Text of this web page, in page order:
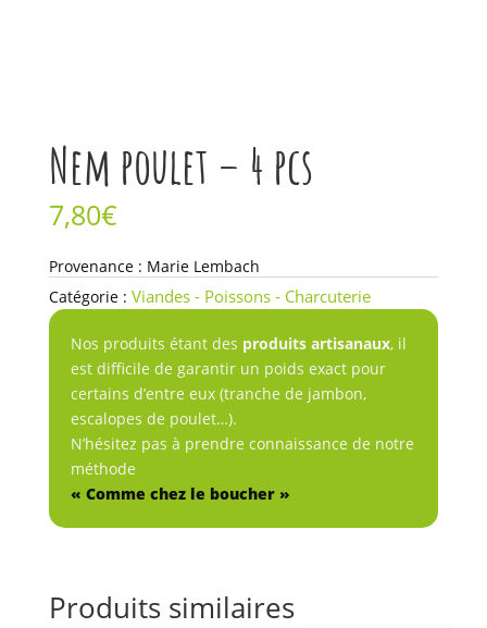
Nem poulet – 4 pcs
7,80€
quantité
de
Nem
Provenance : Marie Lembach
Catégorie : Viandes - Poissons - Charcuterie
Nos produits étant des produits artisanaux, il
est difficile de garantir un poids exact pour
certains d’entre eux (tranche de jambon,
escalopes de poulet…).
N’hésitez pas à prendre connaissance de notre
méthode
« Comme chez le boucher »
Produits similaires